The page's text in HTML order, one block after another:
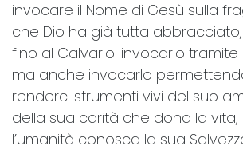
invocare il Nome di Gesù sulla
che Dio ha già tutta
fino al Calvario: invocarlo tramite
ma anche invocarlo
renderci strumenti vivi del suo
della sua carità che dona la
l’umanità conosca la sua